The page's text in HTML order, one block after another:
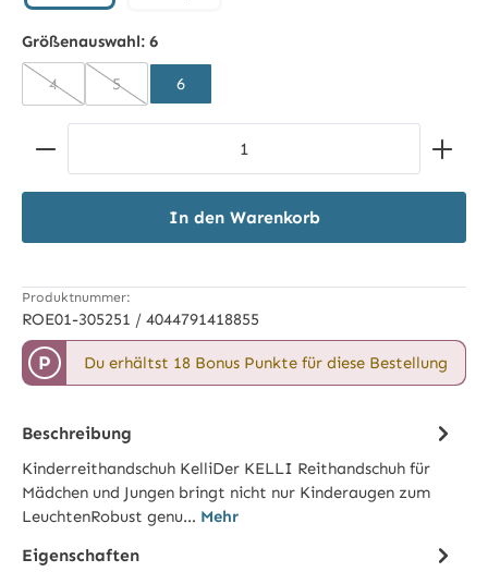
Größenauswahl: 6
4
(Diese Option ist zurzeit nicht verfügbar.)
5
(Diese Option ist zurzeit nicht verfügbar.)
6
Produkt Anzahl: Gib den gewünschten Wert ein
In den Warenkorb
Produktnummer:
ROE01-305251 / 4044791418855
P Du erhältst 18 Bonus Punkte für diese Bestellung
Beschreibung
Kinderreithandschuh KelliDer KELLI Reithandschuh für
Mädchen und Jungen bringt nicht nur Kinderaugen zum
LeuchtenRobust genu… Mehr
Eigenschaften